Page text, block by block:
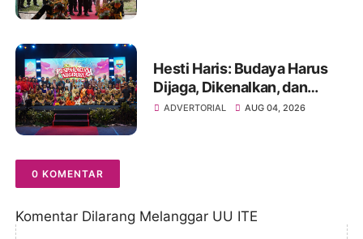
Hesti Haris: Budaya Harus
Dijaga, Dikenalkan, dan
Diwariskan
ADVERTORIAL AUG 04, 2026
0 KOMENTAR
Komentar Dilarang Melanggar UU ITE